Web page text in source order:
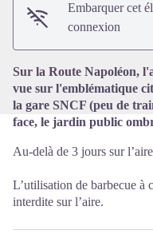
Embarquer cet
connexion
Sur la Route Napoléon,
vue sur l'emblématique
la gare SNCF (peu de
face, le jardin public
Au-delà de 3 jours sur
L’utilisation de barbecue à
interdite sur l’aire.